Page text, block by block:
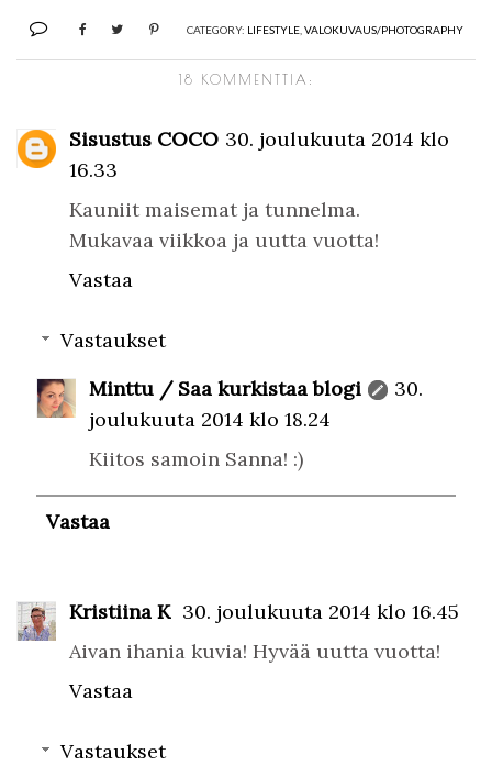
CATEGORY: LIFESTYLE, VALOKUVAUS/PHOTOGRAPHY
18 KOMMENTTIA:
Sisustus COCO 30. joulukuuta 2014 klo
16.33
Kauniit maisemat ja tunnelma.
Mukavaa viikkoa ja uutta vuotta!
Vastaa
Vastaukset
Minttu / Saa kurkistaa blogi
30.
joulukuuta 2014 klo 18.24
Kiitos samoin Sanna! :)
Vastaa
Kristiina K 30. joulukuuta 2014 klo 16.45
Aivan ihania kuvia! Hyvää uutta vuotta!
Vastaa
Vastaukset